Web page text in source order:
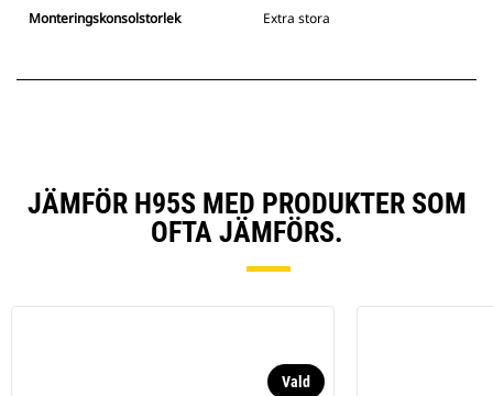
Monteringskonsolstorlek Extra stora
JÄMFÖR H95S MED PRODUKTER SOM
OFTA JÄMFÖRS.
Vald